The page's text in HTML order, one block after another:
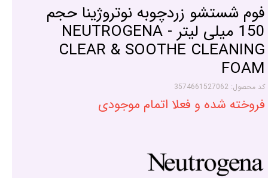
فوم شستشو زردچوبه نوتروژینا حجم
150 میلی لیتر - NEUTROGENA
CLEAR & SOOTHE CLEANING
FOAM
کد محصول: 3574661527062
فروخته شده و فعلا اتمام موجودی